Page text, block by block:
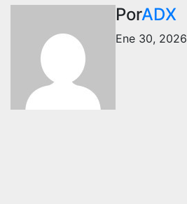
PorADX
Ene 30, 2026